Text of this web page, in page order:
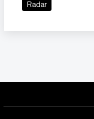
Radar